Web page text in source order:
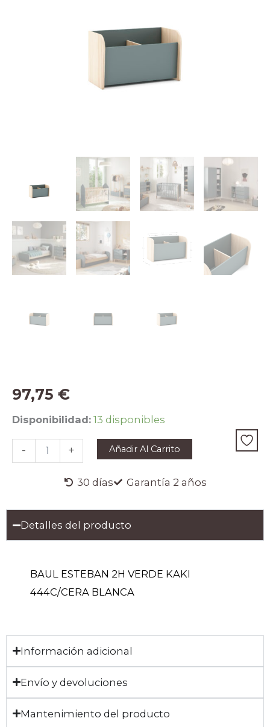
97,75 €
Disponibilidad: 13 disponibles
-
BAUL
ESTEBAN
2H
VERDE
KAKI
+ Añadir Al Carrito
30 días Garantía 2 años
Detalles del producto
BAUL ESTEBAN 2H VERDE KAKI
444C/CERA BLANCA
Información adicional
Envío y devoluciones
Mantenimiento del producto